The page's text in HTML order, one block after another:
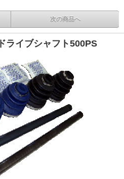
次の商品へ
ライブシャフト500PS